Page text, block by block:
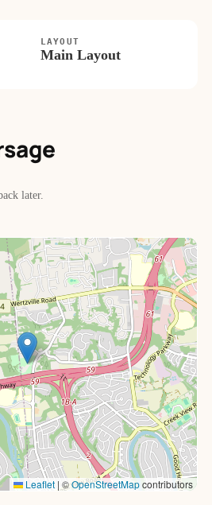
LAYOUT
Main Layout
later.
Leaflet | ©OpenStreetMapcontributors